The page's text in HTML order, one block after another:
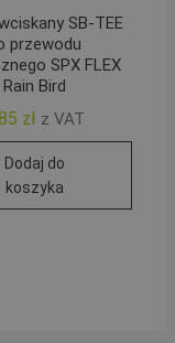
SB-TEE
przewodu
SPX FLEX
Rain Bird
zł z VAT
Dodaj do
koszyka